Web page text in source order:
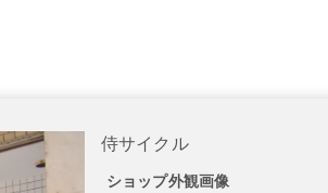
侍サイクル
ショップ外観画像